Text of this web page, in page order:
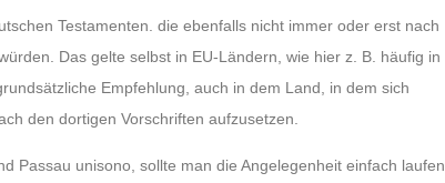
Testamenten. die ebenfalls nicht immer oder erst nach
Das gelte selbst in EU-Ländern, wie hier z. B. häufig in
Empfehlung, auch in dem Land, in dem sich
den dortigen Vorschriften aufzusetzen.
Passau unisono, sollte man die Angelegenheit einfach laufen